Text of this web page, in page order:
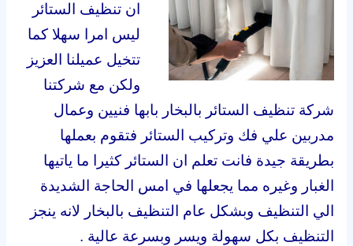
ان تنظيف الستائر
ليس امرا سهلا كما
تتخيل عميلنا العزيز
ولكن مع شركتنا
شركة تنظيف الستائر بالبخار بابها فنيين وعمال
مدربين علي فك وتركيب الستائر فتقوم بعملها
بطريقة جيدة فانت تعلم ان الستائر كثيرا ما ياتيها
الغبار وغيره مما يجعلها في امس الحاجة الشديدة
الي التنظيف وبشكل عام التنظيف بالبخار لانه ينجز
التنظيف بكل سهولة ويسر وبسرعة عالية .